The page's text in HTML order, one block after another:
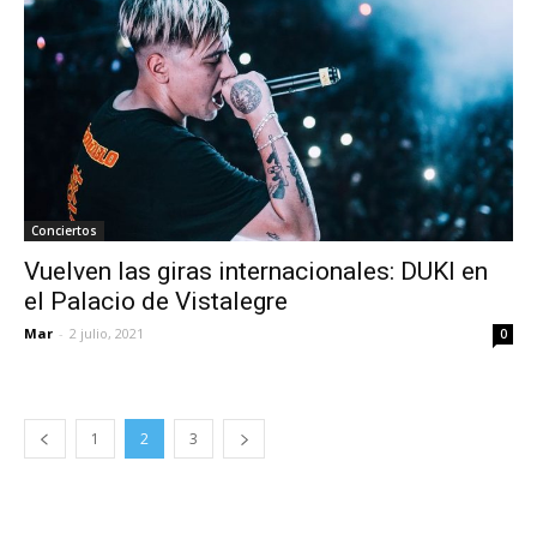
Conciertos
Vuelven las giras internacionales: DUKI en
el Palacio de Vistalegre
Mar - 2 julio, 2021 0
1 2 3